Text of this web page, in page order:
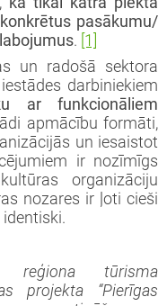
pasākumu/
. [1]
un radošā sektora
darbiniekiem
ar funkcionāliem
apmācību formāti,
un iesaistot
ir nozīmīgs
organizāciju
nozares ir ļoti cieši
reģiona tūrisma
projekta “Pierīgas